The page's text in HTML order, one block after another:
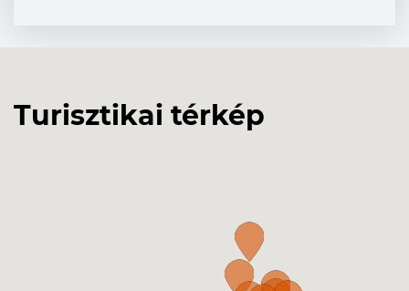
Turisztikai térkép